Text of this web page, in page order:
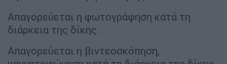
Απαγορεύεται η φωτογράφηση κατά τη
διάρκεια της δίκης.
Απαγορεύεται η βιντεοσκόπηση,